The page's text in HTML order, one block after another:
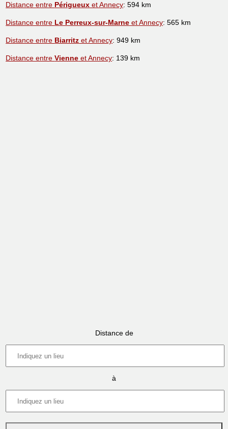
Distance entre Périgueux et Annecy: 594 km
Distance entre Le Perreux-sur-Marne et Annecy: 565 km
Distance entre Biarritz et Annecy: 949 km
Distance entreVienne et Annecy: 139 km
Distance de
à